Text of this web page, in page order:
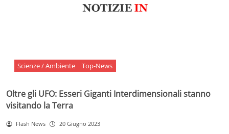
Scienze / Ambiente Top-News
Oltre gli UFO: Esseri Giganti Interdimensionali stanno
visitando la Terra
Flash News 20 Giugno 2023